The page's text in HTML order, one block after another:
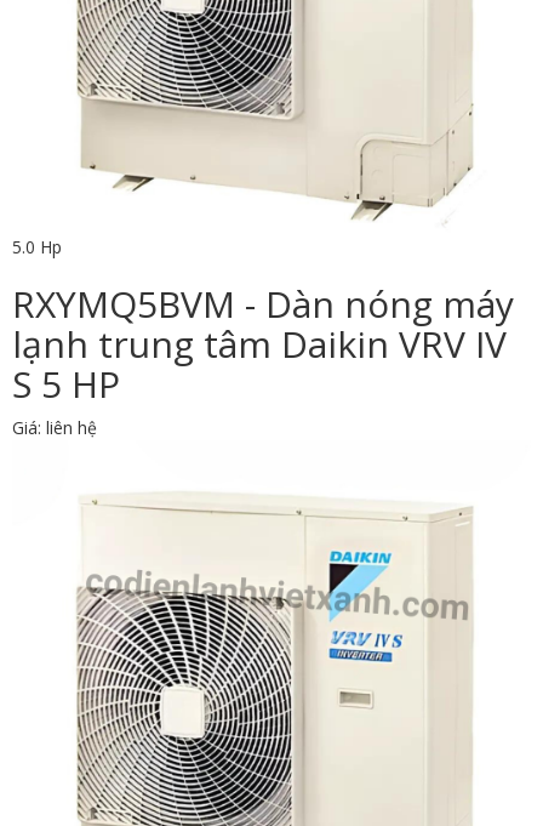
5.0 Hp
RXYMQ5BVM - Dàn nóng máy
lạnh trung tâm Daikin VRV IV
S 5 HP
Giá: liên hệ